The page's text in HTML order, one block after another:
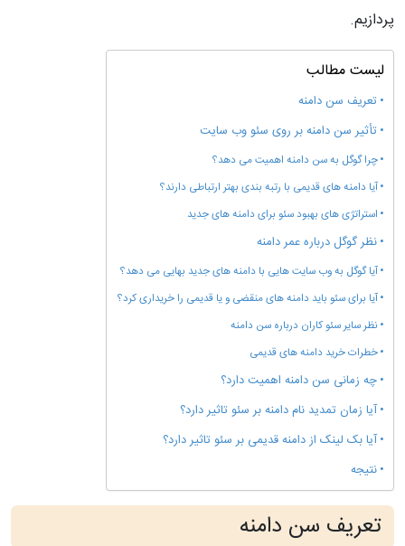
پردازیم.
لیست مطالب
تعریف سن دامنه
تأثیر سن دامنه بر روی سئو وب سایت
چرا گوگل به سن دامنه اهمیت می دهد؟
آیا دامنه های قدیمی با رتبه بندی بهتر ارتباطی دارند؟
استراتژی های بهبود سئو برای دامنه های جدید
نظر گوگل درباره عمر دامنه
آیا گوگل به وب سایت هایی با دامنه های جدید بهایی می دهد؟
آیا برای سئو باید دامنه های منقضی و یا قدیمی را خریداری کرد؟
نظر سایر سئو کاران درباره سن دامنه
خطرات خرید دامنه های قدیمی
چه زمانی سن دامنه اهمیت دارد؟
آیا زمان تمدید نام دامنه بر سئو تاثیر دارد؟
آیا بک لینک از دامنه قدیمی بر سئو تاثیر دارد؟
نتیجه
تعریف سن دامنه